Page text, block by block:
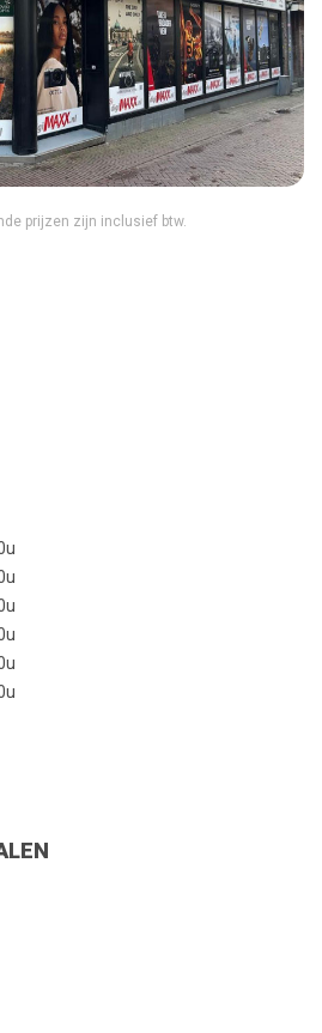
prijzen zijn inclusief btw.